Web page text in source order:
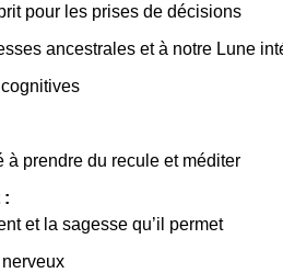
pour les prises de décisions
ancestrales et à notre Lune
à prendre du recule et méditer
:
et la sagesse qu’il permet